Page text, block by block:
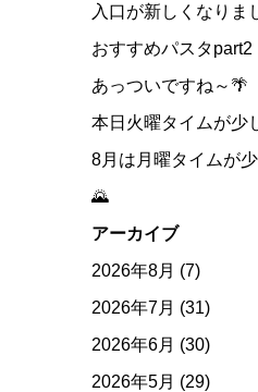
入口が新しくなりま
おすすめパスタpart2
あっついですね～🌴
本日火曜タイムが少
8月は月曜タイムが
🌄
アーカイブ
2026年8月 (7)
2026年7月 (31)
2026年6月 (30)
2026年5月 (29)